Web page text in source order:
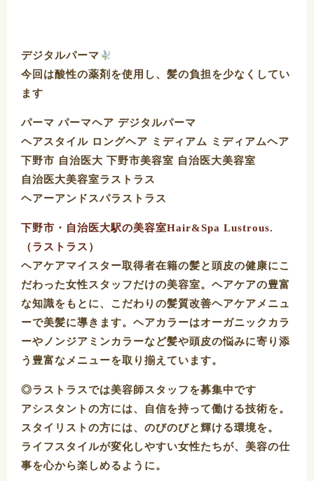
デジタルパーマ
今回は酸性の薬剤を使用し、髪の負担を少なくしてい
ます️
パーマ パーマヘア デジタルパーマ
ヘアスタイル ロングヘア ミディアム ミディアムヘア
下野市 自治医大 下野市美容室 自治医大美容室
自治医大美容室ラストラス
ヘアーアンドスパラストラス
下野市・自治医大駅の美容室Hair&Spa Lustrous.
（ラストラス）
ヘアケアマイスター取得者在籍の髪と頭皮の健康にこ
だわった女性スタッフだけの美容室。ヘアケアの豊富
な知識をもとに、こだわりの髪質改善ヘアケアメニュ
ーで美髪に導きます。ヘアカラーはオーガニックカラ
ーやノンジアミンカラーなど髪や頭皮の悩みに寄り添
う豊富なメニューを取り揃えています。
◎ラストラスでは美容師スタッフを募集中です
アシスタントの方には、自信を持って働ける技術を。
スタイリストの方には、のびのびと輝ける環境を。
ライフスタイルが変化しやすい女性たちが、美容の仕
事を心から楽しめるように。